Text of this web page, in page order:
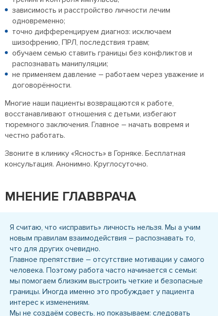
зависимость и расстройство личности лечим
одновременно;
точно дифференцируем диагноз: исключаем
шизофрению, ПРЛ, последствия травм;
обучаем семью ставить границы без конфликтов и
распознавать манипуляции;
не применяем давление – работаем через уважение и
договорённости.
Многие наши пациенты возвращаются к работе,
восстанавливают отношения с детьми, избегают
тюремного заключения. Главное – начать вовремя и
честно работать.
Звоните в клинику «Ясность» в Горняке. Бесплатная
консультация. Анонимно. Круглосуточно.
МНЕНИЕ ГЛАВВРАЧА
Я считаю, что «исправить» личность нельзя. Мы а учим
новым правилам взаимодействия – распознавать то,
что для других очевидно.
Главное препятствие – отсутствие мотивации у самого
человека. Поэтому работа часто начинается с семьи:
мы помогаем близким выстроить четкие и безопасные
границы. Иногда именно это пробуждает у пациента
интерес к изменениям.
Мы не создаём совесть, но показываем: следовать